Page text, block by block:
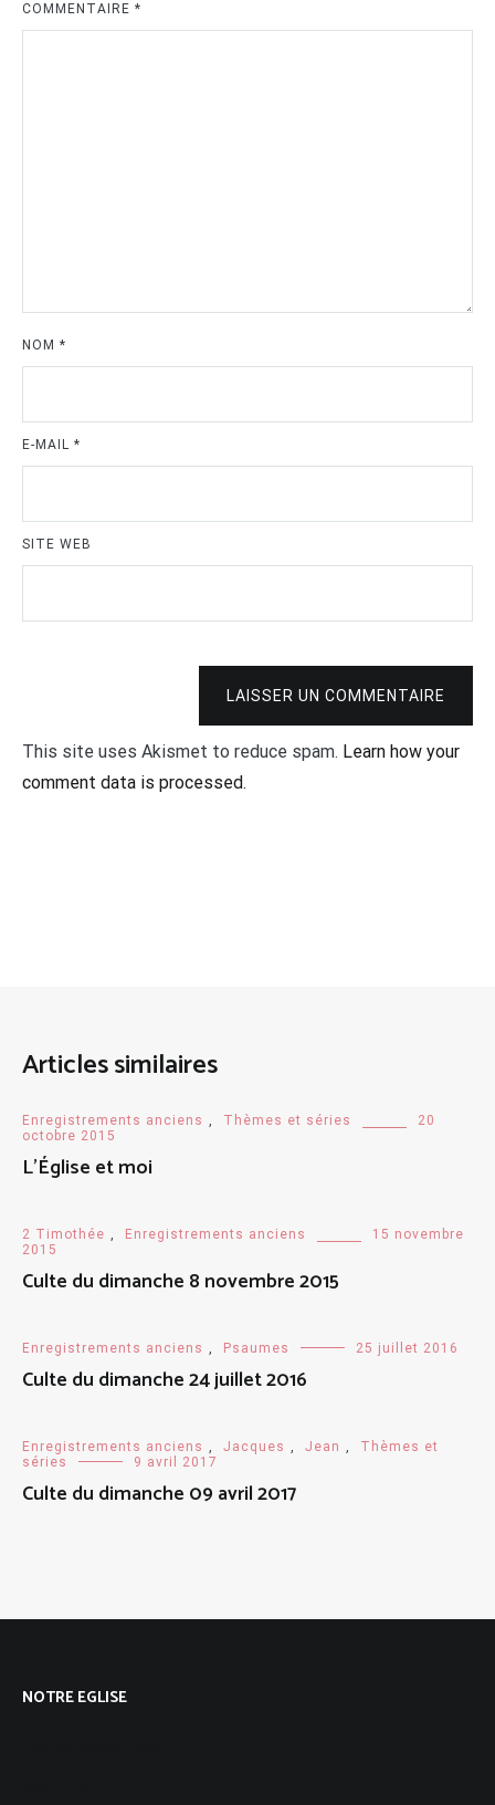
COMMENTAIRE *
NOM *
E-MAIL *
SITE WEB
LAISSER UN COMMENTAIRE
This site uses Akismet to reduce spam. Learn how your
comment data is processed.
Articles similaires
Enregistrements anciens , Thèmes et séries
20
octobre 2015
L’Église et moi
2 Timothée , Enregistrements anciens
15 novembre
2015
Culte du dimanche 8 novembre 2015
Enregistrements anciens , Psaumes 25 juillet 2016
Culte du dimanche 24 juillet 2016
Enregistrements anciens , Jacques , Jean ,
Thèmes et
séries
9 avril 2017
Culte du dimanche 09 avril 2017
NOTRE EGLISE